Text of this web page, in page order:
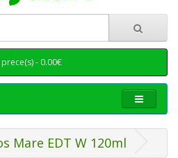
prece(s) - 0.00€
Mare EDT W 120ml